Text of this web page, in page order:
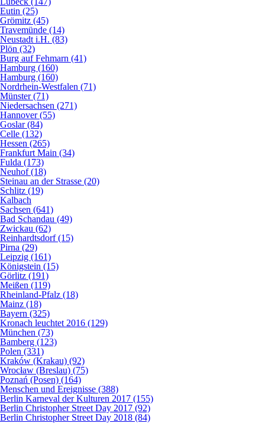
Eutin (25)
Grömitz (45)
Travemünde (14)
Neustadt i.H. (83)
Plön (32)
Burg auf Fehmarn (41)
Hamburg (160)
Hamburg (160)
Nordrhein-Westfalen (71)
Münster (71)
Niedersachsen (271)
Hannover (55)
Goslar (84)
Celle (132)
Hessen (265)
Frankfurt Main (34)
Fulda (173)
Neuhof (18)
Steinau an der Strasse (20)
Schlitz (19)
Kalbach
Sachsen (641)
Bad Schandau (49)
Zwickau (62)
Reinhardtsdorf (15)
Pirna (29)
Leipzig (161)
Königstein (15)
Görlitz (191)
Meißen (119)
Rheinland-Pfalz (18)
Mainz (18)
Bayern (325)
Kronach leuchtet 2016 (129)
München (73)
Bamberg (123)
Polen (331)
Kraków (Krakau) (92)
Wrocław (Breslau) (75)
Poznań (Posen) (164)
Menschen und Ereignisse (388)
Berlin Karneval der Kulturen 2017 (155)
Berlin Christopher Street Day 2017 (92)
Berlin Christopher Street Day 2018 (84)